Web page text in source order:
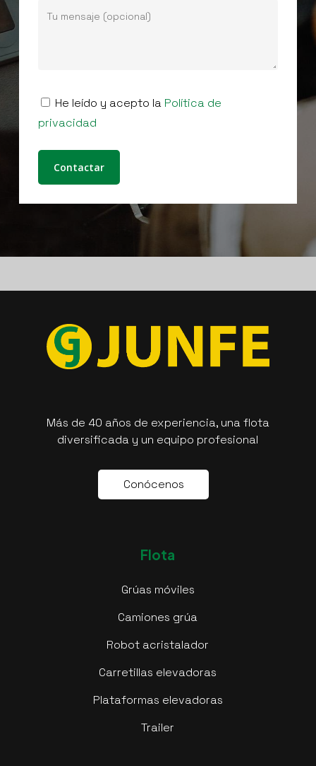
He leído y acepto la Política de
privacidad
Más de 40 años de experiencia, una flota
diversificada y un equipo profesional
Conócenos
Flota
Grúas móviles
Camiones grúa
Robot acristalador
Carretillas elevadoras
Plataformas elevadoras
Trailer